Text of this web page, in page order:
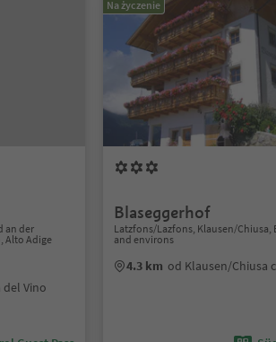
an der
Alto Adige
Vino
Na życzenie
Blaseggerhof
Latzfons/Lazfons, Klausen/Chiusa,
and environs
4.3 km od Klausen/Chiusa